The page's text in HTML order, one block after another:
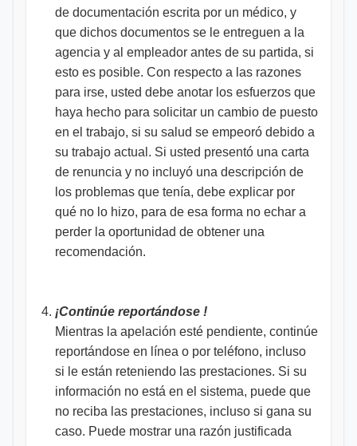
de documentación escrita por un médico, y
que dichos documentos se le entreguen a la
agencia y al empleador antes de su partida, si
esto es posible. Con respecto a las razones
para irse, usted debe anotar los esfuerzos que
haya hecho para solicitar un cambio de puesto
en el trabajo, si su salud se empeoró debido a
su trabajo actual. Si usted presentó una carta
de renuncia y no incluyó una descripción de
los problemas que tenía, debe explicar por
qué no lo hizo, para de esa forma no echar a
perder la oportunidad de obtener una
recomendación.
¡Continúe reportándose !
Mientras la apelación esté pendiente, continúe
reportándose en línea o por teléfono, incluso
si le están reteniendo las prestaciones. Si su
información no está en el sistema, puede que
no reciba las prestaciones, incluso si gana su
caso. Puede mostrar una razón justificada